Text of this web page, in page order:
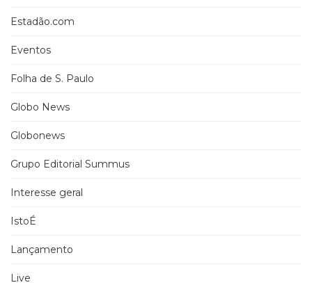
Estadão.com
Eventos
Folha de S. Paulo
Globo News
Globonews
Grupo Editorial Summus
Interesse geral
IstoÉ
Lançamento
Live